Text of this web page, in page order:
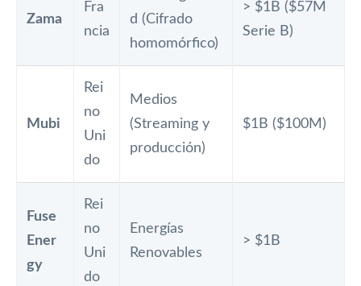
Zama
Fra
ncia
d (Cifrado
homomórfico)
> $1B ($57M
Serie B)
Mubi
Rei
no
Uni
do
Medios
(Streaming y
producción)
$1B ($100M)
Fuse
Ener
gy
Rei
no
Uni
do
Energías
Renovables
> $1B